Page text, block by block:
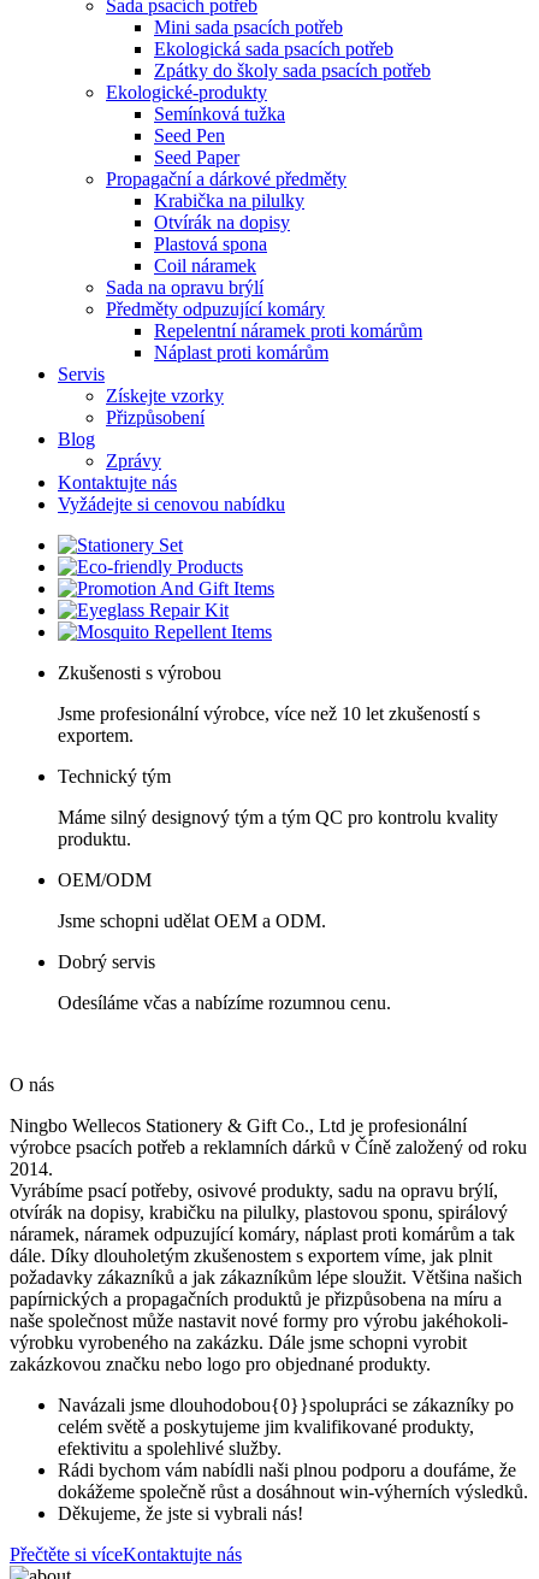
Sada psacích potřeb
Mini sada psacích potřeb
Ekologická sada psacích potřeb
Zpátky do školy sada psacích potřeb
Ekologické-produkty
Semínková tužka
Seed Pen
Seed Paper
Propagační a dárkové předměty
Krabička na pilulky
Otvírák na dopisy
Plastová spona
Coil náramek
Sada na opravu brýlí
Předměty odpuzující komáry
Repelentní náramek proti komárům
Náplast proti komárům
Servis
Získejte vzorky
Přizpůsobení
Blog
Zprávy
Kontaktujte nás
Vyžádejte si cenovou nabídku
Zkušenosti s výrobou
Jsme profesionální výrobce, více než 10 let zkušeností s
exportem.
Technický tým
Máme silný designový tým a tým QC pro kontrolu kvality
produktu.
OEM/ODM
Jsme schopni udělat OEM a ODM.
Dobrý servis
Odesíláme včas a nabízíme rozumnou cenu.
O nás
Ningbo Wellecos Stationery & Gift Co., Ltd je profesionální
výrobce psacích potřeb a reklamních dárků v Číně založený od roku
2014.
Vyrábíme psací potřeby, osivové produkty, sadu na opravu brýlí,
otvírák na dopisy, krabičku na pilulky, plastovou sponu, spirálový
náramek, náramek odpuzující komáry, náplast proti komárům a tak
dále. Díky dlouholetým zkušenostem s exportem víme, jak plnit
požadavky zákazníků a jak zákazníkům lépe sloužit. Většina našich
papírnických a propagačních produktů je přizpůsobena na míru a
naše společnost může nastavit nové formy pro výrobu jakéhokoli-
výrobku vyrobeného na zakázku. Dále jsme schopni vyrobit
zakázkovou značku nebo logo pro objednané produkty.
Navázali jsme dlouhodobou{0}}spolupráci se zákazníky po
celém světě a poskytujeme jim kvalifikované produkty,
efektivitu a spolehlivé služby.
Rádi bychom vám nabídli naši plnou podporu a doufáme, že
dokážeme společně růst a dosáhnout win-výherních výsledků.
Děkujeme, že jste si vybrali nás!
Přečtěte si víceKontaktujte nás